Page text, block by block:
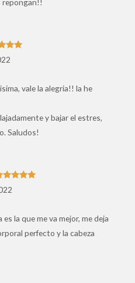
de 5
vale la alegria!! la he
y bajar el estres,
Saludos!
5
la que me va mejor, me deja
perfecto y la cabeza